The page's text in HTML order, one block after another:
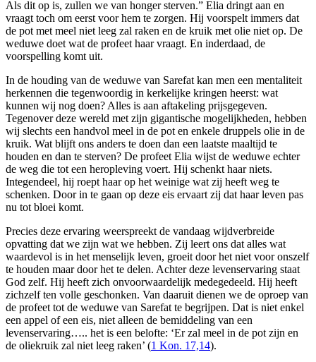
Als dit op is, zullen we van honger sterven.” Elia dringt aan en
vraagt toch om eerst voor hem te zorgen. Hij voorspelt immers dat
de pot met meel niet leeg zal raken en de kruik met olie niet op. De
weduwe doet wat de profeet haar vraagt. En inderdaad, de
voorspelling komt uit.
In de houding van de weduwe van Sarefat kan men een mentaliteit
herkennen die tegenwoordig in kerkelijke kringen heerst: wat
kunnen wij nog doen? Alles is aan aftakeling prijsgegeven.
Tegenover deze wereld met zijn gigantische mogelijkheden, hebben
wij slechts een handvol meel in de pot en enkele druppels olie in de
kruik. Wat blijft ons anders te doen dan een laatste maaltijd te
houden en dan te sterven? De profeet Elia wijst de weduwe echter
de weg die tot een heropleving voert. Hij schenkt haar niets.
Integendeel, hij roept haar op het weinige wat zij heeft weg te
schenken. Door in te gaan op deze eis ervaart zij dat haar leven pas
nu tot bloei komt.
Precies deze ervaring weerspreekt de vandaag wijdverbreide
opvatting dat we zijn wat we hebben. Zij leert ons dat alles wat
waardevol is in het menselijk leven, groeit door het niet voor onszelf
te houden maar door het te delen. Achter deze levenservaring staat
God zelf. Hij heeft zich onvoorwaardelijk medegedeeld. Hij heeft
zichzelf ten volle geschonken. Van daaruit dienen we de oproep van
de profeet tot de weduwe van Sarefat te begrijpen. Dat is niet enkel
een appel of een eis, niet alleen de bemiddeling van een
levenservaring….. het is een belofte: ‘Er zal meel in de pot zijn en
de oliekruik zal niet leeg raken’ (1 Kon. 17,14).